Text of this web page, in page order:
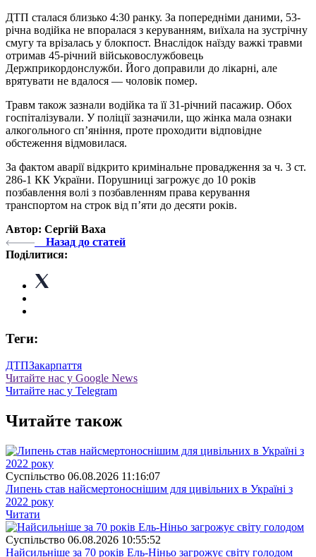
ДТП сталася близько 4:30 ранку. За попередніми даними, 53-
річна водійка не впоралася з керуванням, виїхала на зустрічну
смугу та врізалась у блокпост. Внаслідок наїзду важкі травми
отримав 45-річний військовослужбовець
Держприкордонслужби. Його доправили до лікарні, але
врятувати не вдалося — чоловік помер.
Травм також зазнали водійка та її 31-річний пасажир. Обох
госпіталізували. У поліції зазначили, що жінка мала ознаки
алкогольного сп’яніння, проте проходити відповідне
обстеження відмовилася.
За фактом аварії відкрито кримінальне провадження за ч. 3 ст.
286-1 КК України. Порушниці загрожує до 10 років
позбавлення волі з позбавленням права керування
транспортом на строк від п’яти до десяти років.
Автор: Сергій Ваха
Назад до статей
Поділитися:
Теги:
ДТПЗакарпаття
Читайте нас у Google News
Читайте нас у Telegram
Читайте також
Суспiльство 06.08.2026 11:16:07
Липень став найсмертоноснішим для цивільних в Україні з
2022 року
Читати
Суспiльство 06.08.2026 10:55:52
Найсильніше за 70 років Ель-Ніньо загрожує світу голодом